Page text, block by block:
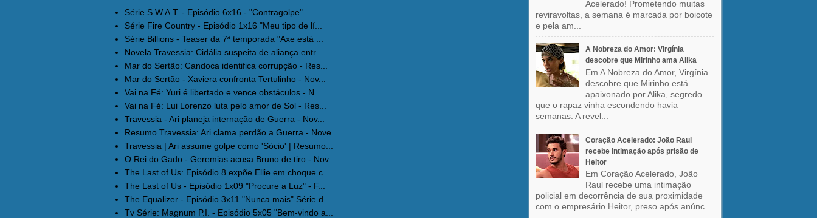
Série S.W.A.T. - Episódio 6x16 - "Contragolpe"
Série Fire Country - Episódio 1x16 "Meu tipo de lí...
Série Billions - Teaser da 7ª temporada "Axe está ...
Novela Travessia: Cidália suspeita de aliança entr...
Mar do Sertão: Candoca identifica corrupção - Res...
Mar do Sertão - Xaviera confronta Tertulinho - Nov...
Vai na Fé: Yuri é libertado e vence obstáculos - N...
Vai na Fé: Lui Lorenzo luta pelo amor de Sol - Res...
Travessia - Ari planeja internação de Guerra - Nov...
Resumo Travessia: Ari clama perdão a Guerra - Nove...
Travessia | Ari assume golpe como 'Sócio' | Resumo...
O Rei do Gado - Geremias acusa Bruno de tiro - Nov...
The Last of Us: Episódio 8 expõe Ellie em choque c...
The Last of Us - Episódio 1x09 "Procure a Luz" - F...
The Equalizer - Episódio 3x11 "Nunca mais" Série d...
Tv Série: Magnum P.I. - Episódio 5x05 "Bem-vindo a...
Acelerado! Prometendo muitas
reviravoltas, a semana é marcada por boicote
e pela am...
A Nobreza do Amor: Virgínia
descobre que Mirinho ama Alika
Em A Nobreza do Amor, Virgínia
descobre que Mirinho está
apaixonado por Alika, segredo
que o rapaz vinha escondendo havia
semanas. A revel...
Coração Acelerado: João Raul
recebe intimação após prisão de
Heitor
Em Coração Acelerado, João
Raul recebe uma intimação
policial em decorrência de sua proximidade
com o empresário Heitor, preso após anúnc...